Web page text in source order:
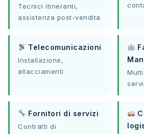
Tecnici itineranti,
assistenza post-vendita
Telecomunicazioni
Installazione,
allacciamenti
Fornitori di servizi
Contratti di